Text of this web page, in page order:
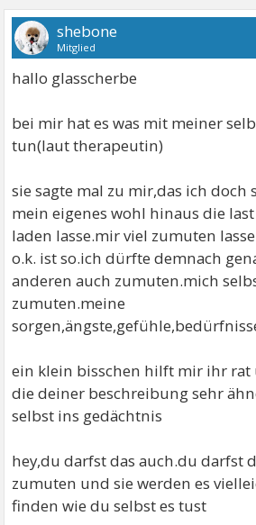
shebone
Mitglied
hallo glasscherbe
bei mir hat es was mit meiner
tun(laut therapeutin)
sie sagte mal zu mir,das ich
mein eigenes wohl hinaus die
laden lasse.mir viel zumuten
o.k. ist so.ich dürfte demnach
anderen auch zumuten.mich
zumuten.meine
ein klein bisschen hilft mir ihr
die deiner beschreibung sehr
selbst ins gedächtnis
hey,du darfst das auch.du darfst
zumuten und sie werden es
finden wie du selbst es tust